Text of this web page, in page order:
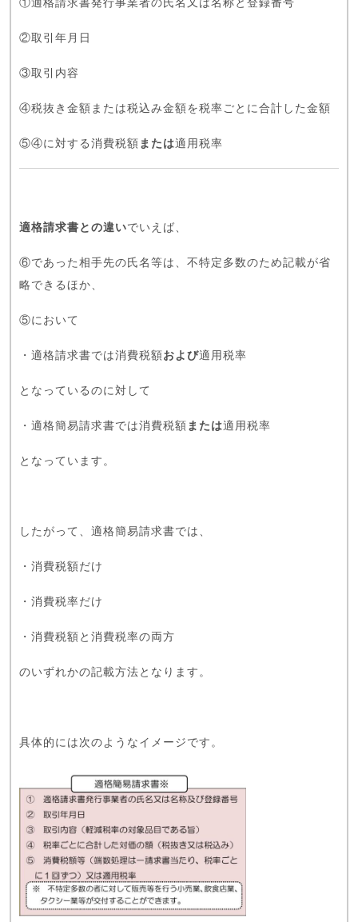
①適格請求書発行事業者の氏名又は名称と登録番号
②取引年月日
③取引内容
④税抜き金額または税込み金額を税率ごとに合計した金額
⑤④に対する消費税額 または適用税率
適格請求書との違いでいえば、
⑥であった相手先の氏名等は、不特定多数のため記載が省
略できるほか、
⑤において
・適格請求書では消費税額 および適用税率
となっているのに対して
・適格簡易請求書では消費税額 または適用税率
となっています。
したがって、適格簡易請求書では、
・消費税額だけ
・消費税率だけ
・消費税額と消費税率の両方
のいずれかの記載方法となります。
具体的には次のようなイメージです。